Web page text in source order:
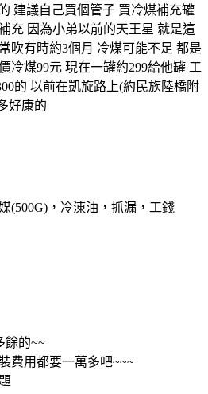
建議自己買個管子 買冷煤補充罐
充 因為小弟以前的天王星 就是這
吹有時約3個月 冷煤可能不足 都是
冷煤99元 現在一罐約299給他罐 工
的 以前在凱旋路上(約民族陸橋附
好康的
(500G)，冷涷油，抓漏，工錢
餘的~~
費用都要一萬多吧~~~